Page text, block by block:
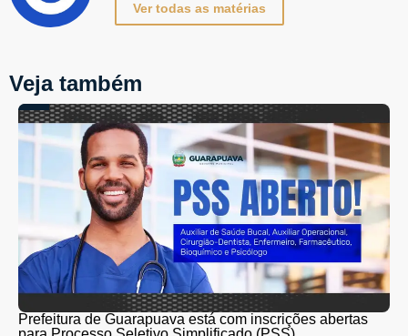
Ver todas as matérias
Veja também
Prefeitura de Guarapuava está com inscrições abertas